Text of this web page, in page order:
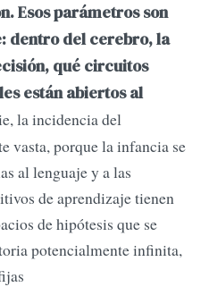
Esos parámetros son
dentro del cerebro, la
qué circuitos
están abiertos al
la incidencia del
vasta, porque la infancia se
al lenguaje y a las
de aprendizaje tienen
de hipótesis que se
potencialmente infinita,